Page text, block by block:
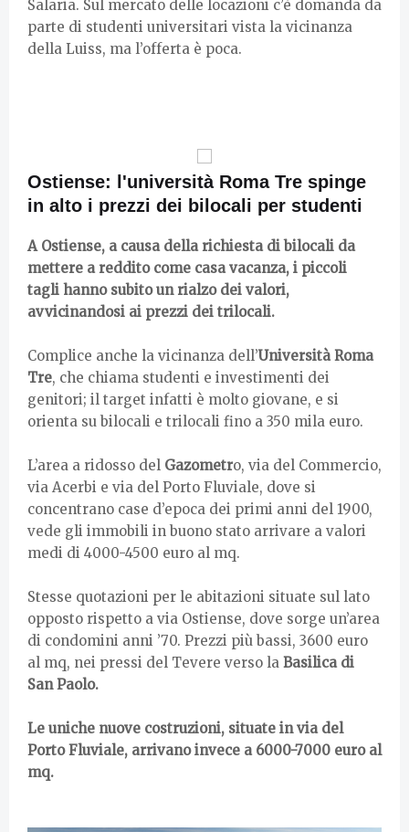
Salaria. Sul mercato delle locazioni c’è domanda da
parte di studenti universitari vista la vicinanza
della Luiss, ma l’offerta è poca.
Ostiense: l'università Roma Tre spinge
in alto i prezzi dei bilocali per studenti
A Ostiense, a causa della richiesta di bilocali da
mettere a reddito come casa vacanza, i piccoli
tagli hanno subito un rialzo dei valori,
avvicinandosi ai prezzi dei trilocali.
Complice anche la vicinanza dell’Università Roma
Tre, che chiama studenti e investimenti dei
genitori; il target infatti è molto giovane, e si
orienta su bilocali e trilocali fino a 350 mila euro.
L’area a ridosso del Gazometro, via del Commercio,
via Acerbi e via del Porto Fluviale, dove si
concentrano case d’epoca dei primi anni del 1900,
vede gli immobili in buono stato arrivare a valori
medi di 4000-4500 euro al mq.
Stesse quotazioni per le abitazioni situate sul lato
opposto rispetto a via Ostiense, dove sorge un’area
di condomini anni ’70. Prezzi più bassi, 3600 euro
al mq, nei pressi del Tevere verso la Basilica di
San Paolo.
Le uniche nuove costruzioni, situate in via del
Porto Fluviale, arrivano invece a 6000-7000 euro al
mq.